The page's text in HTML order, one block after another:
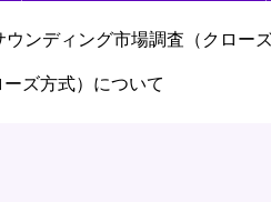
ンディング市場調査（クロー
ズ方式）について